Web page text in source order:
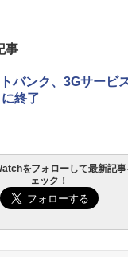
事
バンク、3Gサービ
終了
をフォローして最新記
ェック！